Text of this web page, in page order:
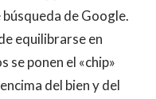
de Google.
equilibrarse en
se ponen el «chip»
del bien y del